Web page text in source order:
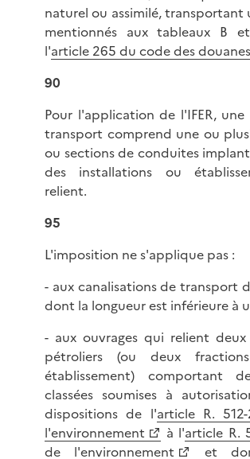
naturel ou assimilé, transportant
mentionnés aux tableaux B
l'article 265 du code des douanes
90
Pour l'application de l'IFER,
transport comprend une ou
ou sections de conduites
des installations ou
relient.
95
L'imposition ne s'applique pas :
- aux canalisations de transport
dont la longueur est inférieure à
- aux ouvrages qui relient deux
pétroliers (ou deux
établissement) comportant
classées soumises à
dispositions de l'article R.
l'environnement
à l'article R.
de l'environnement
et